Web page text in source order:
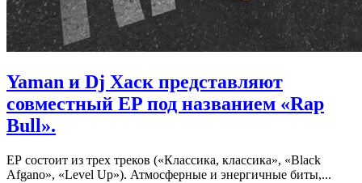
Yaman и Dj Хаск представляют
совместный EP под названием «Rap
Bull».
ЕР состоит из трех треков («Классика, классика», «Black
Afgano», «Level Up»). Атмосферные и энергичные биты,...